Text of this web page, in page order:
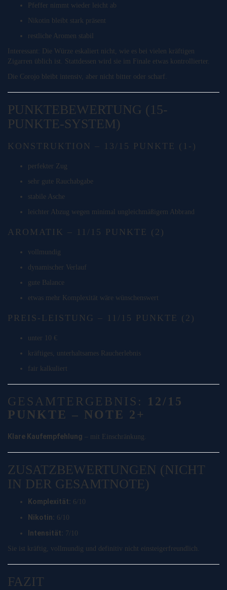
Pfeffer nimmt wieder leicht ab
Nikotin bleibt stark präsent
restliche Aromen stabil
Interessant: Die Würze eskaliert nicht, wie es bei vielen kräftigen
Zigarren üblich ist. Stattdessen wird sie im Finale etwas kontrollierter.
Die Corojo bleibt intensiv, aber nicht bitter oder scharf.
PUNKTEBEWERTUNG (15-
PUNKTE-SYSTEM)
KONSTRUKTION – 13/15 PUNKTE (1-)
perfekter Zug
sehr gute Rauchabgabe
stabile Asche
leichter Abzug wegen minimal ungleichmäßigem Abbrand
AROMATIK – 11/15 PUNKTE (2)
vollmundig
dynamischer Verlauf
gute Balance
etwas mehr Komplexität wäre wünschenswert
PREIS-LEISTUNG – 11/15 PUNKTE (2)
unter 10 €
kräftiges, unterhaltsames Raucherlebnis
fair kalkuliert
GESAMTERGEBNIS: 12/15
PUNKTE – NOTE 2+
Klare Kaufempfehlung – mit Einschränkung.
ZUSATZBEWERTUNGEN (NICHT
IN DER GESAMTNOTE)
Komplexität: 6/10
Nikotin: 6/10
Intensität: 7/10
Sie ist kräftig, vollmundig und definitiv nicht einsteigerfreundlich.
FAZIT